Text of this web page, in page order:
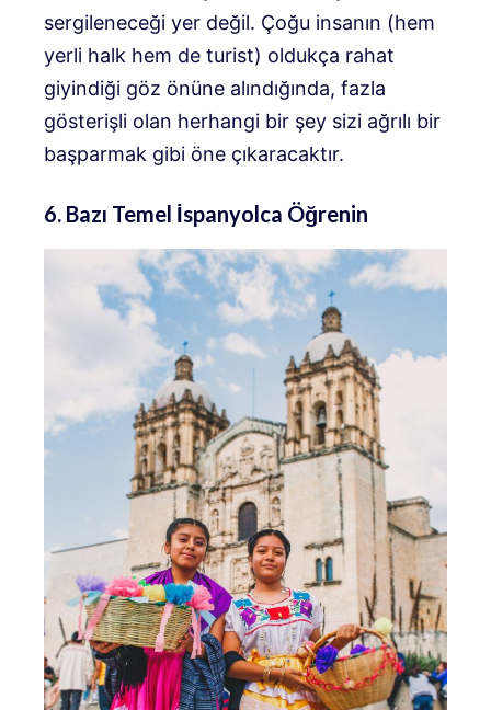
sergileneceği yer değil. Çoğu insanın (hem
yerli halk hem de turist) oldukça rahat
giyindiği göz önüne alındığında, fazla
gösterişli olan herhangi bir şey sizi ağrılı bir
başparmak gibi öne çıkaracaktır.
6. Bazı Temel İspanyolca Öğrenin